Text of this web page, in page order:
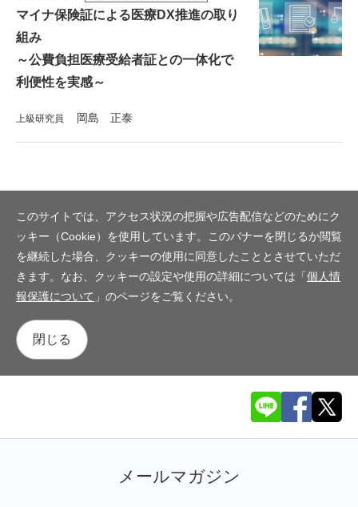
マイナ保険証による医療DX推進の取り
組み
～公費負担医療受給者証との一体化で
利便性を実感～
上級研究員 岡島 正泰
このサイトでは、アクセス状況の把握や広告配信などのためにク
ッキー（Cookie）を使用しています。このバナーを閉じるか閲覧
を継続した場合、クッキーの使用に同意したこととさせていただ
きます。なお、クッキーの設定や使用の詳細については「個人情
報保護について 」のページをご覧ください。
閉じる
メールマガジン